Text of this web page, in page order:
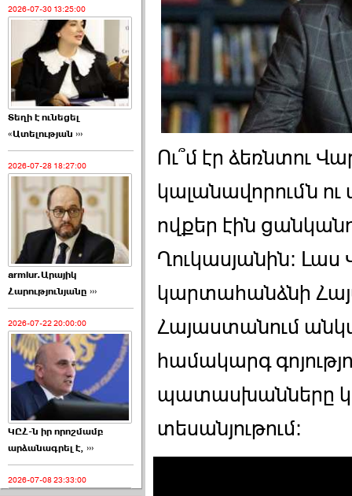
2026-07-30 13:25:00
Տեղի է ունեցել
«Ատելության ›››
2026-07-28 18:27:00
armlur.Արայիկ
Հարությունյանը ›››
2026-07-22 20:00:00
ԿԸՀ-ն իր որոշմամբ
արձանագրել է, ›››
2026-07-08 23:33:00
Ու՞մ էր ձեռնտու
կալանավորումն ու
ովքեր էին
Ղուկասյանին։
կարտահանձնի
Հայաստանում
համակարգ
պատասխանները
տեսանյութում։